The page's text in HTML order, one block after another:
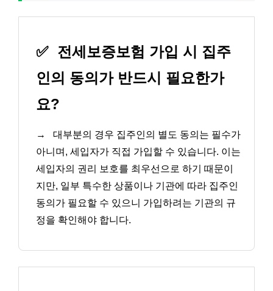
✅ 전세보증보험 가입 시 집주
인의 동의가 반드시 필요한가
요?
→
대부분의 경우 집주인의 별도 동의는 필수가
아니며, 세입자가 직접 가입할 수 있습니다. 이는
세입자의 권리 보호를 최우선으로 하기 때문이
지만, 일부 특수한 상품이나 기관에 따라 집주인
동의가 필요할 수 있으니 가입하려는 기관의 규
정을 확인해야 합니다.